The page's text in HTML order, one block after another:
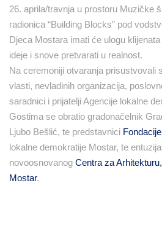
26. aprila/travnja u prostoru Muzičke
radionica “Building Blocks” pod
Djeca Mostara imati će ulogu
ideje i snove pretvarati u realnost.
Na ceremoniji otvaranja prisustvovali
vlasti, nevladinih organizacija,
saradnici i prijatelji Agencije lokalne
Gostima se obratio gradonačelnik
Ljubo Bešlić, te predstavnici
lokalne demokratije Mostar, te
novoosnovanog Centra za
Mostar.